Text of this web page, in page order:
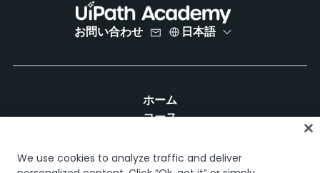
お問い合わせ 日本語
ホーム
コース
キャリア パス
認定資格
We use cookies to analyze traffic and deliver